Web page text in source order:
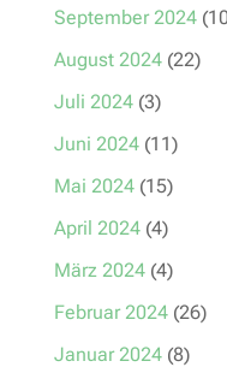
September 2024
August 2024(22)
Juli 2024(3)
Juni 2024(11)
Mai 2024(15)
April 2024(4)
März 2024(4)
Februar 2024(26)
Januar 2024(8)